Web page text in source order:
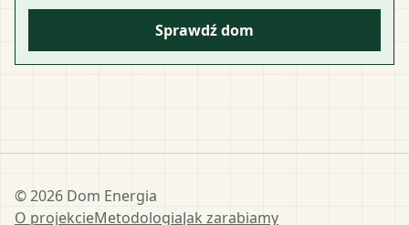
Sprawdź dom
©2026 Dom Energia
O projekcieMetodologiaJak zarabiamy